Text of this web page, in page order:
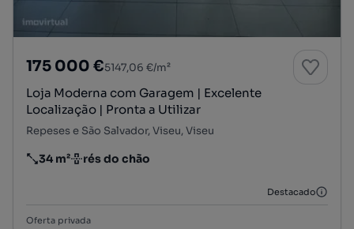
175 000 €5147,06 €/m²
Loja Moderna com Garagem | Excelente
Localização | Pronta a Utilizar
Repeses e São Salvador, Viseu, Viseu
Preço por metro quadrado
34 m²
Andar rés do chão
Destacado
Oferta privada